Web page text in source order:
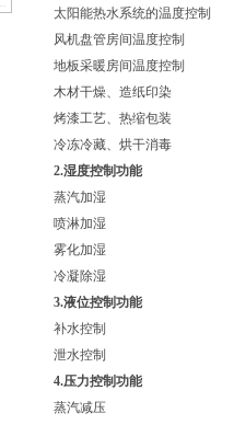
太阳能热水系统的温度控制
风机盘管房间温度控制
地板采暖房间温度控制
木材干燥、造纸印染
烤漆工艺、热缩包装
冷冻冷藏、烘干消毒
2.湿度控制功能
蒸汽加湿
喷淋加湿
雾化加湿
冷凝除湿
3.液位控制功能
补水控制
泄水控制
4.压力控制功能
蒸汽减压